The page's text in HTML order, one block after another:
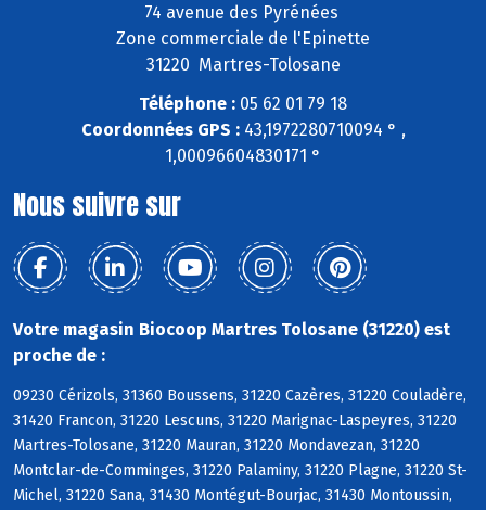
74 avenue des Pyrénées
Zone commerciale de l'Epinette
31220 Martres-Tolosane
Téléphone : 05 62 01 79 18
Coordonnées GPS :43,1972280710094 ° ,
1,00096604830171 °
Nous suivre sur
Votre magasin Biocoop Martres Tolosane (31220) est
proche de :
09230 Cérizols, 31360 Boussens, 31220 Cazères, 31220 Couladère,
31420 Francon, 31220 Lescuns, 31220 Marignac-Laspeyres, 31220
Martres-Tolosane, 31220 Mauran, 31220 Mondavezan, 31220
Montclar-de-Comminges, 31220 Palaminy, 31220 Plagne, 31220 St-
Michel, 31220 Sana, 31430 Montégut-Bourjac, 31430 Montoussin,